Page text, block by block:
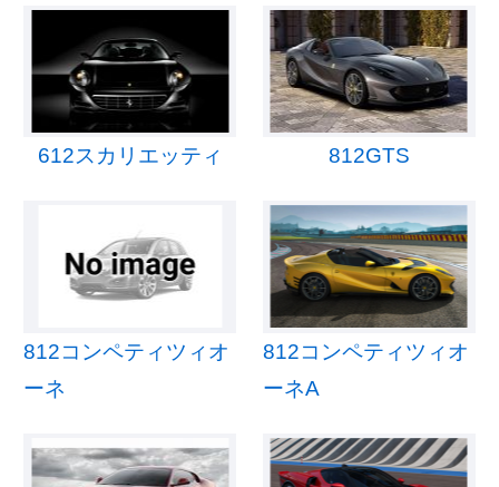
612スカリエッティ 812GTS
812コンペティツィオ
ーネ
812コンペティツィオ
ーネA